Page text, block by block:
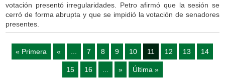
votación presentó irregularidades. Petro afirmó que la sesión se
cerró de forma abrupta y que se impidió la votación de senadores
presentes.
« Primera « 7 8 9 10 11 12 13 14
15 16 » Última »